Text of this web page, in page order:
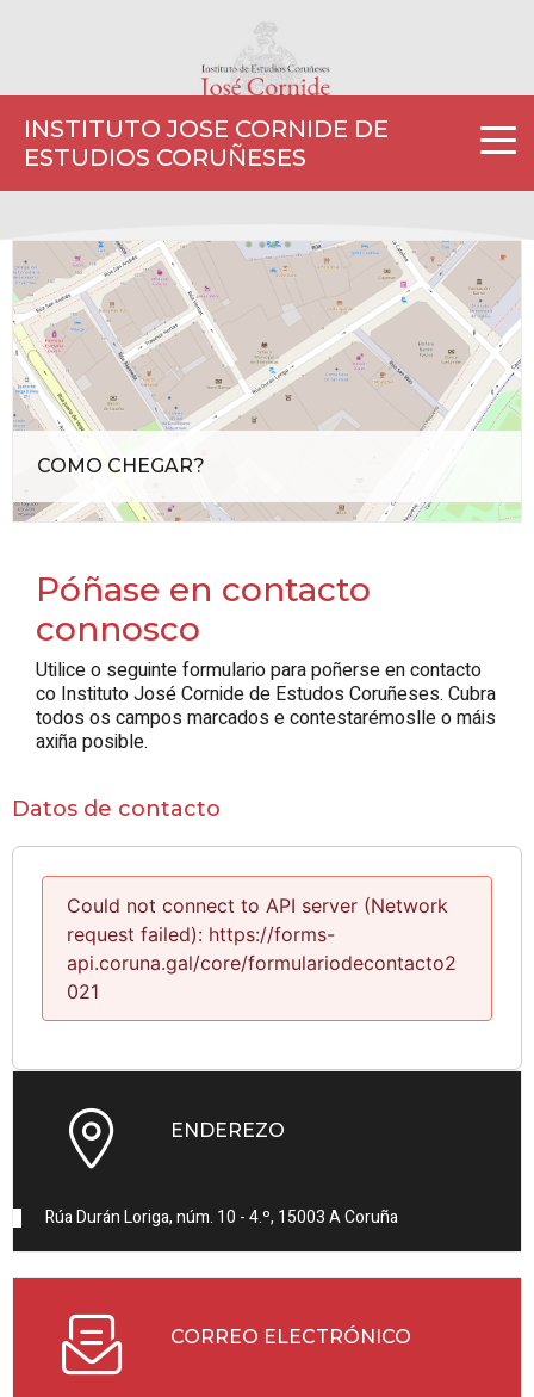
INSTITUTO JOSE CORNIDE DE
ESTUDIOS CORUÑESES
COMO CHEGAR?
Póñase en contacto
connosco
Utilice o seguinte formulario para poñerse en contacto
co Instituto José Cornide de Estudos Coruñeses. Cubra
todos os campos marcados e contestarémoslle o máis
axiña posible.
Datos de contacto
Could not connect to API server (Network
request failed): https://forms-
api.coruna.gal/core/formulariodecontacto2
021
ENDEREZO
Rúa Durán Loriga, núm. 10 - 4.º, 15003 A Coruña
CORREO ELECTRÓNICO